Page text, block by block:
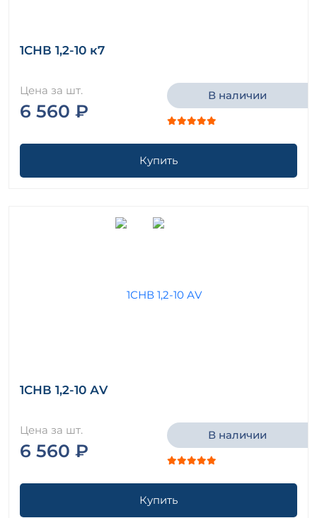
1СНВ 1,2-10 к7
Цена за шт.
6 560 ₽
В наличии
Купить
1СНВ 1,2-10 АV
Цена за шт.
6 560 ₽
В наличии
Купить